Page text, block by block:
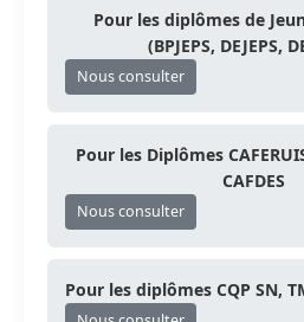
Pour les diplômes de
(BPJEPS, DEJEPS,
Nous consulter
Pour les Diplômes
CAFDES
Nous consulter
Pour les diplômes CQP SN,